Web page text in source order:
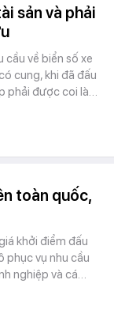
sản và phải
về biển số xe
cung, khi đã đấu
phải được coi là…
toàn quốc,
khởi điểm đấu
phục vụ nhu cầu
nghiệp và cá…